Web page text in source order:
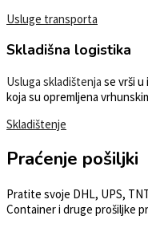
Usluge transporta
Skladišna logistika
Usluga skladištenja se vrši
koja su opremljena
Skladištenje
Praćenje pošiljki
Pratite svoje DHL, UPS,
Container i druge prošiljke